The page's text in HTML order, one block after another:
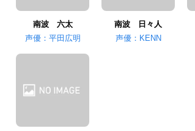
南波 六太
声優：平田広明
南波 日々人
声優：KENN